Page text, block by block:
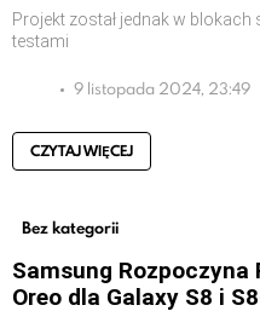
Projekt został jednak w
testami
9 listopada 2024, 23:49
CZYTAJ WIĘCEJ
Bez kategorii
Samsung Rozpoczyna
Oreo dla Galaxy S8 i